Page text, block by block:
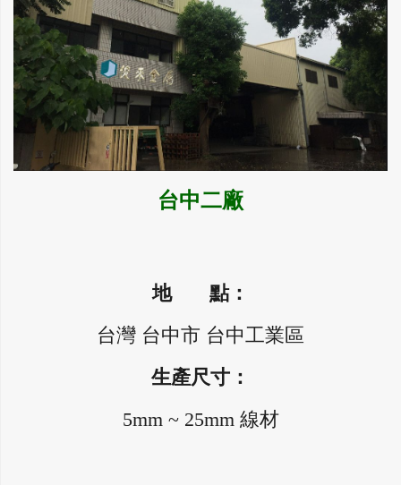
台中二廠
地 點：
台灣 台中市 台中工業區
生產尺寸：
5mm ~ 25mm 線材